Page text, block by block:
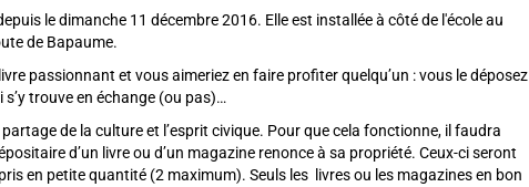
le dimanche 11 décembre 2016. Elle est installée à côté de l'école au
de Bapaume.
passionnant et vous aimeriez en faire profiter quelqu’un : vous le déposez
trouve en échange (ou pas)…
de la culture et l’esprit civique. Pour que cela fonctionne, il faudra
d’un livre ou d’un magazine renonce à sa propriété. Ceux-ci seront
en petite quantité (2 maximum). Seuls les livres ou les magazines en bon